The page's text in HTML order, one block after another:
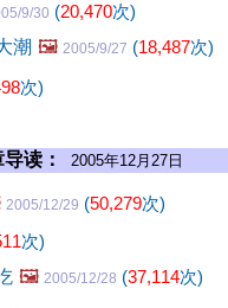
9/30 (20,470次)
潮 🖼️ 2005/9/27 (18,487次)
次)
读： 2005年12月27日
2005/12/29 (50,279次)
次)
🖼️ 2005/12/28 (37,114次)